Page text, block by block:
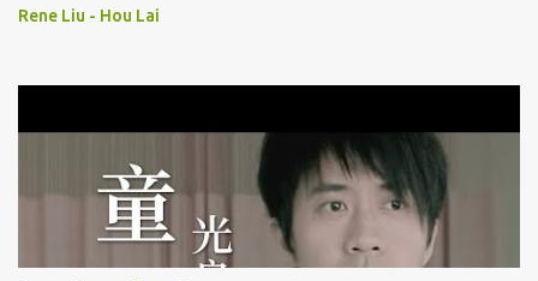
Rene Liu - Hou Lai